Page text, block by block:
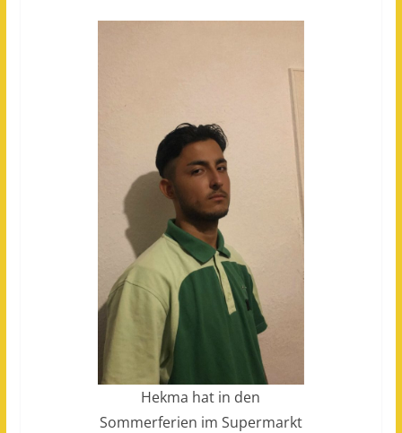
Hekma hat in den
Sommerferien im Supermarkt